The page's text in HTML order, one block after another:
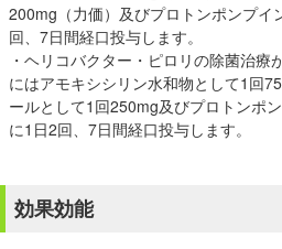
200mg（力価）及びプロトンポンプイ
回、7日間経口投与します。
・ヘリコバクター・ピロリの除菌治療
にはアモキシシリン水和物として1回
ールとして1回250mg及びプロトンポ
に1日2回、7日間経口投与します。
効果効能